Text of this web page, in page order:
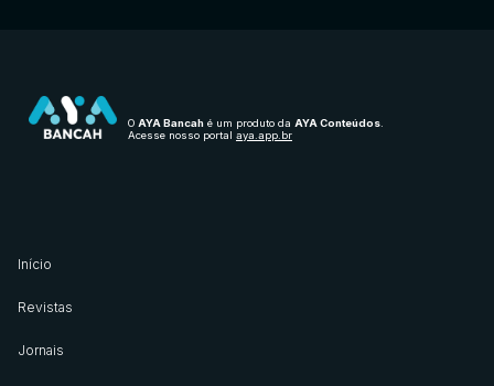
O AYA Bancah é um produto da AYA Conteúdos.
Acesse nosso portal aya.app.br
Início
Revistas
Jornais